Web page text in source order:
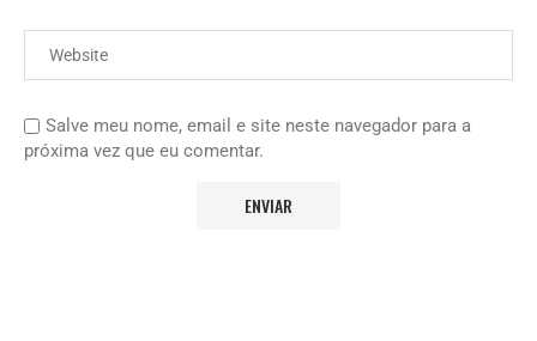
Salve meu nome, email e site neste navegador para a
próxima vez que eu comentar.